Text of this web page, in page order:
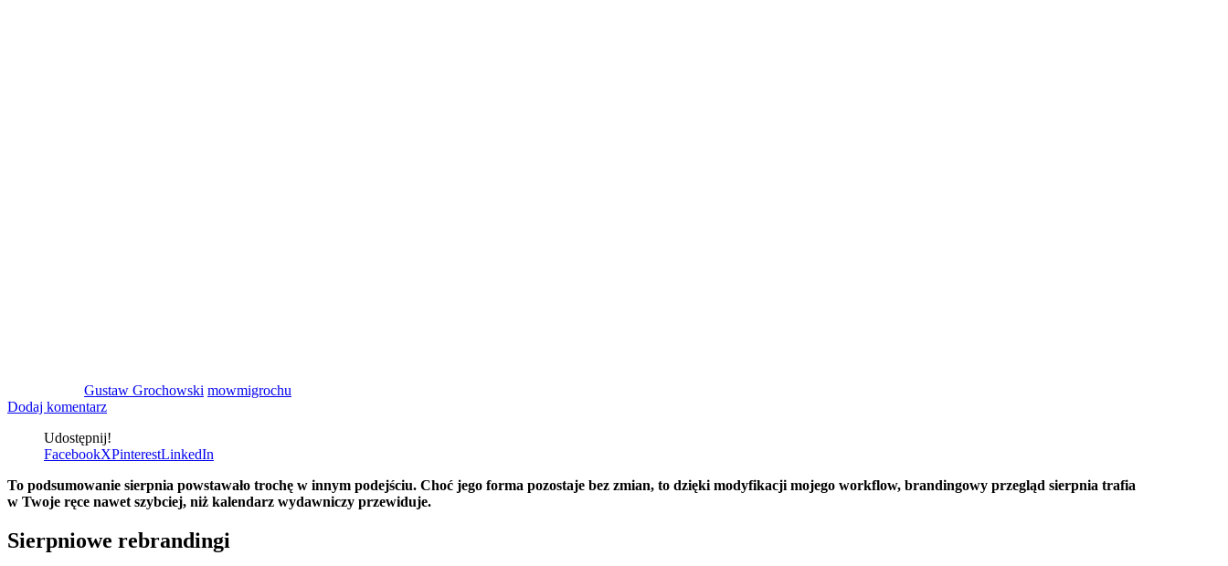
Gustaw Grochowski mowmigrochu
Dodaj komentarz
Udostępnij!
FacebookXPinterestLinkedIn
To podsumowanie sierpnia powstawało trochę w innym podejściu. Choć jego forma pozostaje bez zmian, to dzięki modyfikacji mojego workflow, brandingowy przegląd sierpnia trafia
w Twoje ręce nawet szybciej, niż kalendarz wydawniczy przewiduje.
Sierpniowe rebrandingi